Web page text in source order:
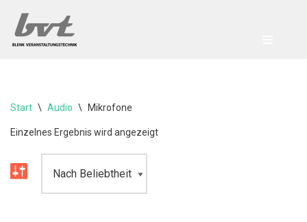
Zum
Start \ Audio \ Mikrofone
Einzelnes Ergebnis wird angezeigt